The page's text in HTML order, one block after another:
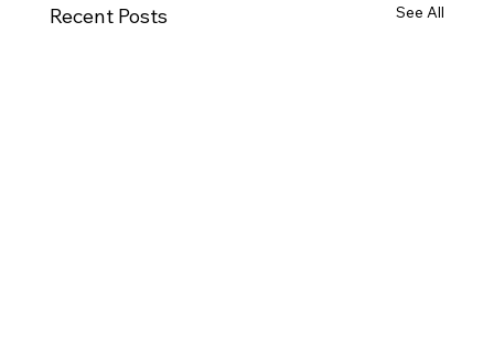
Recent Posts See All